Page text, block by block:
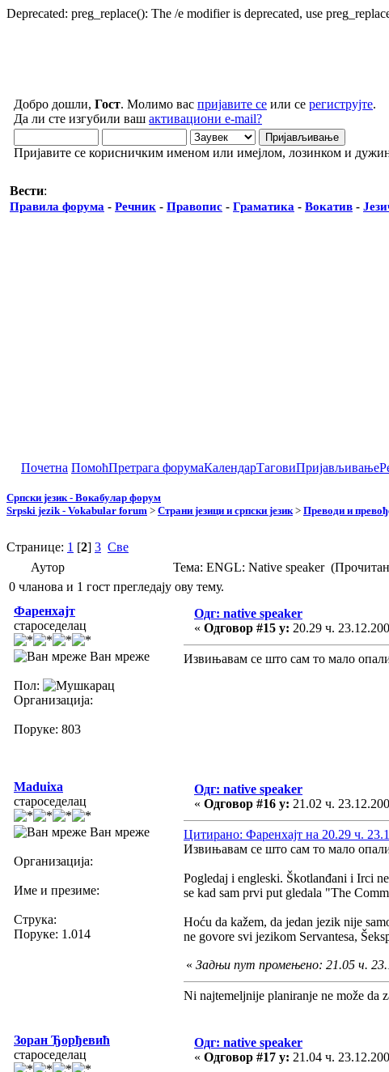
Deprecated: preg_replace(): The /e modifier is deprecated, use
Добро дошли, Гост. Молимо вас пријавите се или се региструјте.
Да ли сте изгубили ваш активациони e-mail?
Пријавите се корисничким именом или имејлом, лозинком и
Вести:
Правила форума - Речник - Правопис - Граматика - Вокатив -
Почетна ПомоћПретрага форумаКалендарТаговиПријављивање
Српски језик - Вокабулар форум
Srpski jezik - Vokabular forum > Страни језици и српски језик > Преводи и
Странице: 1 [2] 3 Све
Аутор
Тема: ENGL: Native speaker
0 чланова и 1 гост прегледају ову тему.
Фаренхајт
староседелац
Ван мреже
Пол:
Организација:
Поруке: 803
Одг: native speaker
« Одговор #15 у: 20.29 ч.
Извињавам се што сам то мало
Maduixa
староседелац
Ван мреже
Организација:
Име и презиме:
Струка:
Поруке: 1.014
Одг: native speaker
« Одговор #16 у: 21.02 ч.
Цитирано: Фаренхајт на 20.29 ч.
Извињавам се што сам то мало
Pogledaj i engleski. Škotlanđani i Irci
se kad sam prvi put gledala "The
Hoću da kažem, da jedan jezik nije
ne govore svi jezikom Servantesa,
« Задњи пут промењено: 21.05 ч.
Ni najtemeljnije planiranje ne može da
Зоран Ђорђевић
староседелац
Одг: native speaker
« Одговор #17 у: 21.04 ч.